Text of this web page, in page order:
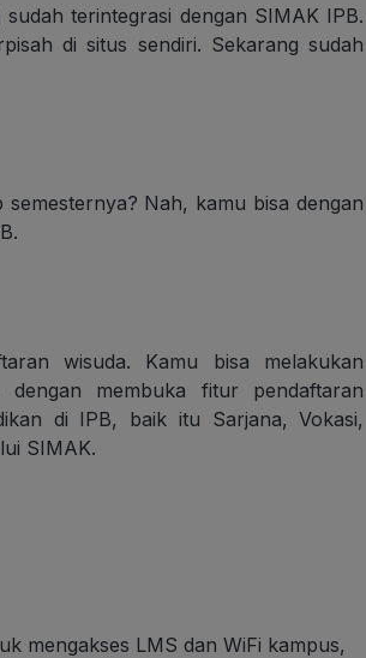
terintegrasi dengan SIMAK IPB.
di situs sendiri. Sekarang sudah
Nah, kamu bisa dengan
wisuda. Kamu bisa melakukan
membuka fitur pendaftaran
di IPB, baik itu Sarjana, Vokasi,
SIMAK.
mengakses LMS dan WiFi kampus,